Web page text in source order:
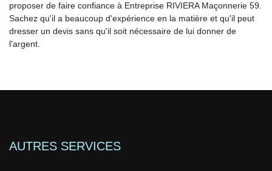
proposer de faire confiance à Entreprise RIVIERA Maçonnerie 59.
Sachez qu'il a beaucoup d'expérience en la matière et qu'il peut
dresser un devis sans qu'il soit nécessaire de lui donner de
l'argent.
AUTRES SERVICES